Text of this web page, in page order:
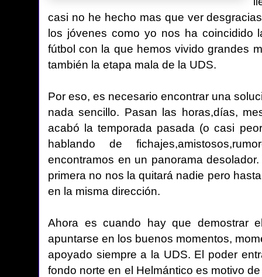
casi no he hecho mas que ver
los jóvenes como yo nos ha coincidido
fútbol con la que hemos vivido grandes
también la etapa mala de la UDS.
Por eso, es necesario encontrar una
nada sencillo. Pasan las horas,días,
acabó la temporada pasada (o casi
hablando de
encontramos en un panorama
primera no nos la quitará nadie pero
en la misma dirección.
Ahora es cuando hay que demostrar
apuntarse en los buenos momentos,
apoyado siempre a la UDS. El poder
fondo norte en el Helmántico es motivo